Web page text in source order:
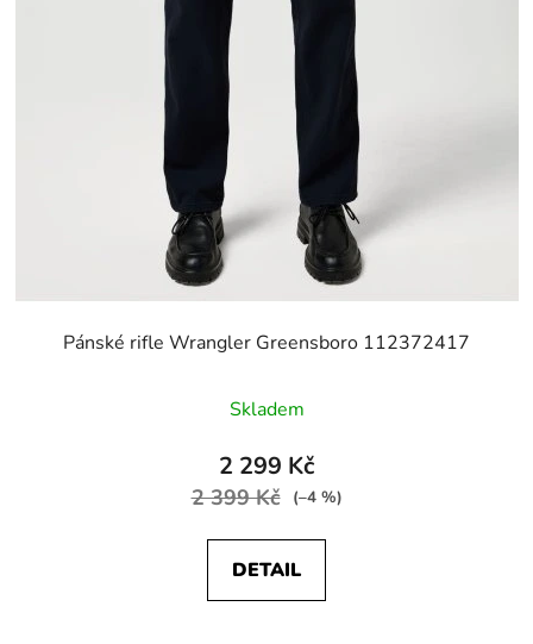
Pánské rifle Wrangler Greensboro 112372417
Skladem
2 299 Kč
2 399 Kč (–4 %)
DETAIL